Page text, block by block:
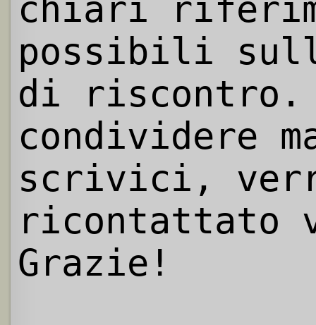
chiari
possibili
di riscontro.
condividere
scrivici,
ricontattato
Grazie!